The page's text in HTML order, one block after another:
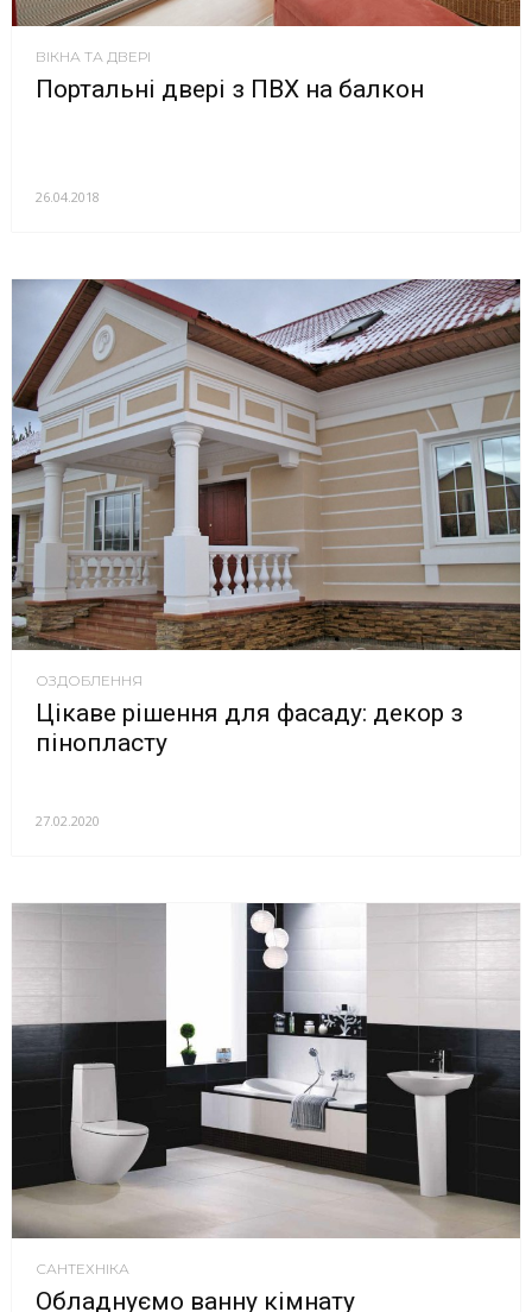
ВІКНА ТА ДВЕРІ
Портальні двері з ПВХ на балкон
26.04.2018
ОЗДОБЛЕННЯ
Цікаве рішення для фасаду: декор з
пінопласту
27.02.2020
САНТЕХНІКА
Обладнуємо ванну кімнату